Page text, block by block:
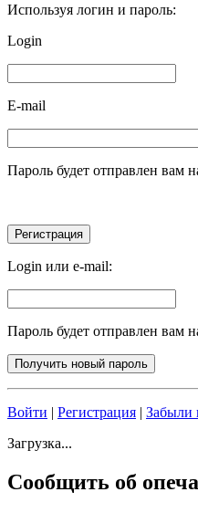
Используя логин и пароль:
Login
E-mail
Пароль будет отправлен вам
Login или e-mail:
Пароль будет отправлен вам
Войти | Регистрация | Забыли
Загрузка...
Сообщить об